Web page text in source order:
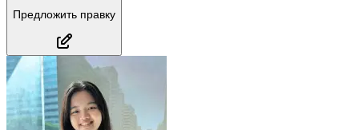
Предложить правку